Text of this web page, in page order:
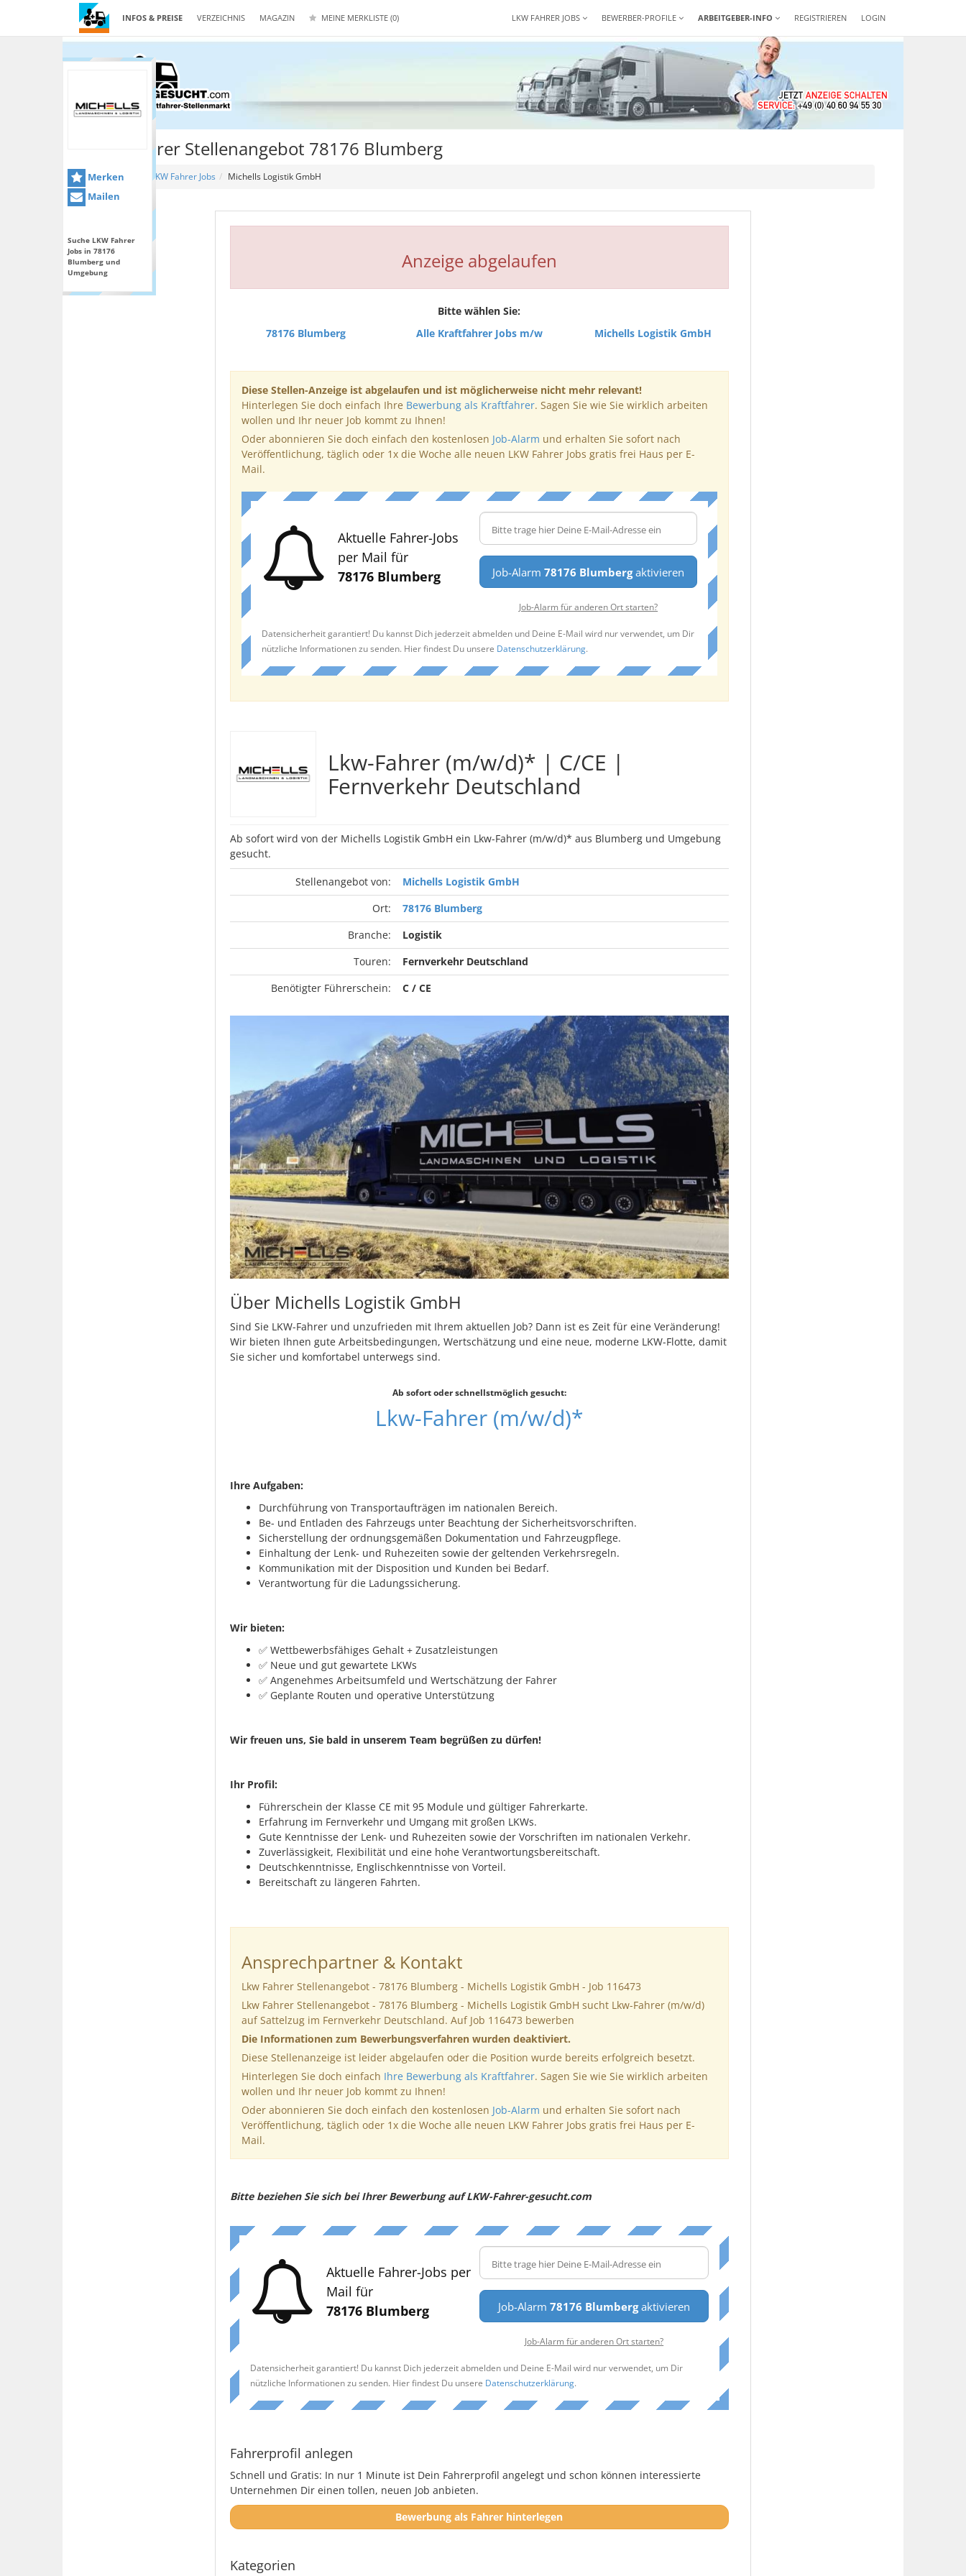
INFOS & PREISE VERZEICHNIS MAGAZIN MEINE MERKLISTE (0) REGISTRIEREN LOGIN
LKW FAHRER JOBS BEWERBER-PROFILE ARBEITGEBER-INFO
Lkw Fahrer Stellenangebot 78176 Blumberg
Home LKW Fahrer Jobs Michells Logistik GmbH
Merken
Mailen
Suche LKW Fahrer
Jobs in 78176
Blumberg und
Umgebung
Anzeige abgelaufen
Bitte wählen Sie:
78176 Blumberg
Alle Kraftfahrer Jobs m/w Michells Logistik GmbH
Diese Stellen-Anzeige ist abgelaufen und ist möglicherweise nicht mehr relevant!
Hinterlegen Sie doch einfach Ihre Bewerbung als Kraftfahrer. Sagen Sie wie Sie wirklich arbeiten
wollen und Ihr neuer Job kommt zu Ihnen!
Oder abonnieren Sie doch einfach den kostenlosen Job-Alarm und erhalten Sie sofort nach
Veröffentlichung, täglich oder 1x die Woche alle neuen LKW Fahrer Jobs gratis frei Haus per E-
Mail.
Aktuelle Fahrer-Jobs
per Mail für
78176 Blumberg
Job-Alarm78176 Blumbergaktivieren
Job-Alarm für anderen Ort starten?
Datensicherheit garantiert! Du kannst Dich jederzeit abmelden und Deine E-Mail wird nur verwendet, um Dir
nützliche Informationen zu senden. Hier findest Du unsere Datenschutzerklärung.
Lkw-Fahrer (m/w/d)* | C/CE |
Fernverkehr Deutschland
Ab sofort wird von der Michells Logistik GmbH ein Lkw-Fahrer (m/w/d)* aus Blumberg und Umgebung
gesucht.
Stellenangebot von:
Michells Logistik GmbH
Ort:
78176 Blumberg
Branche:
Logistik
Touren:
Fernverkehr Deutschland
Benötigter Führerschein:
C / CE
Über Michells Logistik GmbH
Sind Sie LKW-Fahrer und unzufrieden mit Ihrem aktuellen Job? Dann ist es Zeit für eine Veränderung!
Wir bieten Ihnen gute Arbeitsbedingungen, Wertschätzung und eine neue, moderne LKW-Flotte, damit
Sie sicher und komfortabel unterwegs sind.
Ab sofort oder schnellstmöglich gesucht:
Lkw-Fahrer (m/w/d)*
Ihre Aufgaben:
Durchführung von Transportaufträgen im nationalen Bereich.
Be- und Entladen des Fahrzeugs unter Beachtung der Sicherheitsvorschriften.
Sicherstellung der ordnungsgemäßen Dokumentation und Fahrzeugpflege.
Einhaltung der Lenk- und Ruhezeiten sowie der geltenden Verkehrsregeln.
Kommunikation mit der Disposition und Kunden bei Bedarf.
Verantwortung für die Ladungssicherung.
Wir bieten:
✅ Wettbewerbsfähiges Gehalt + Zusatzleistungen
✅ Neue und gut gewartete LKWs
✅ Angenehmes Arbeitsumfeld und Wertschätzung der Fahrer
✅ Geplante Routen und operative Unterstützung
Wir freuen uns, Sie bald in unserem Team begrüßen zu dürfen!
Ihr Profil:
Führerschein der Klasse CE mit 95 Module und gültiger Fahrerkarte.
Erfahrung im Fernverkehr und Umgang mit großen LKWs.
Gute Kenntnisse der Lenk- und Ruhezeiten sowie der Vorschriften im nationalen Verkehr.
Zuverlässigkeit, Flexibilität und eine hohe Verantwortungsbereitschaft.
Deutschkenntnisse, Englischkenntnisse von Vorteil.
Bereitschaft zu längeren Fahrten.
Ansprechpartner & Kontakt
Lkw Fahrer Stellenangebot - 78176 Blumberg - Michells Logistik GmbH - Job 116473
Lkw Fahrer Stellenangebot - 78176 Blumberg - Michells Logistik GmbH sucht Lkw-Fahrer (m/w/d)
auf Sattelzug im Fernverkehr Deutschland. Auf Job 116473 bewerben
Die Informationen zum Bewerbungsverfahren wurden deaktiviert.
Diese Stellenanzeige ist leider abgelaufen oder die Position wurde bereits erfolgreich besetzt.
Hinterlegen Sie doch einfach Ihre Bewerbung als Kraftfahrer. Sagen Sie wie Sie wirklich arbeiten
wollen und Ihr neuer Job kommt zu Ihnen!
Oder abonnieren Sie doch einfach den kostenlosen Job-Alarm und erhalten Sie sofort nach
Veröffentlichung, täglich oder 1x die Woche alle neuen LKW Fahrer Jobs gratis frei Haus per E-
Mail.
Bitte beziehen Sie sich bei Ihrer Bewerbung auf LKW-Fahrer-gesucht.com
Aktuelle Fahrer-Jobs per
Mail für
78176 Blumberg
Job-Alarm78176 Blumbergaktivieren
Job-Alarm für anderen Ort starten?
Datensicherheit garantiert! Du kannst Dich jederzeit abmelden und Deine E-Mail wird nur verwendet, um Dir
nützliche Informationen zu senden. Hier findest Du unsere Datenschutzerklärung.
Fahrerprofil anlegen
Schnell und Gratis: In nur 1 Minute ist Dein Fahrerprofil angelegt und schon können interessierte
Unternehmen Dir einen tollen, neuen Job anbieten.
Bewerbung als Fahrer hinterlegen
Kategorien